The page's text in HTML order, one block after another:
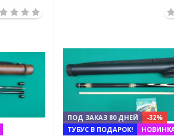
Next
Previous
ПОД ЗАКАЗ 80 ДНЕЙ
-32%
ТУБУС В ПОДАРОК!